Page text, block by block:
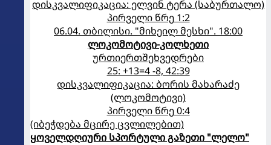
დისკვალიფიკაცია: ელვინ ტერა (საბურთალო)
პირველი წრე 1:2
06.04. თბილისი. "მიხეილ მესხი". 18:00
ლოკომოტივი-კოლხეთი
ურთიერთშეხვედრები
25: +13=4 -8, 42:39
დისკვალიფიკაცია: ბორის მახარაძე
(ლოკომოტივი)
პირველი წრე 0:4
(იბეჭდება მცირე ცვლილებით)
ყოველდღიური სპორტული გაზეთი "ლელო"